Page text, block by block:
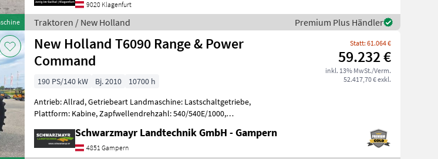
9020 Klagenfurt
Traktoren / New Holland Premium Plus Händler
New Holland T6090 Range & Power
Command
Statt: 61.064 €
59.232 €
inkl. 13% MwSt./Verm.
52.417,70 € exkl.
190 PS/140 kW Bj. 2010
10700 h
Antrieb: Allrad, Getriebeart Landmaschine: Lastschaltgetriebe,
Plattform: Kabine, Zapfwellendrehzahl: 540/540E/1000,
Schwarzmayr Landtechnik GmbH - Gampern
4851 Gampern